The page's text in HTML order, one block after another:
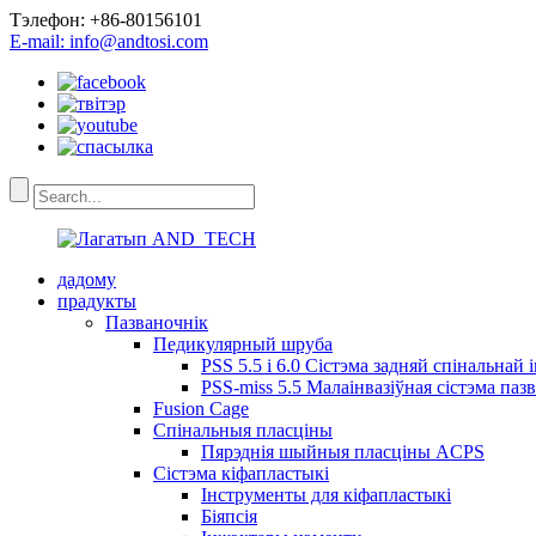
Тэлефон: +86-80156101
E-mail: info@andtosi.com
дадому
прадукты
Пазваночнік
Педикулярный шруба
PSS 5.5 і 6.0 Сістэма задняй спінальнай
PSS-miss 5.5 Малаінвазіўная сістэма
Fusion Cage
Спінальныя пласціны
Пярэднія шыйныя пласціны ACPS
Сістэма кіфапластыкі
Інструменты для кіфапластыкі
Біяпсія